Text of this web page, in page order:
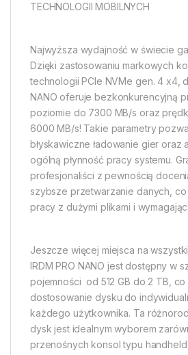
TECHNOLOGII MOBILNYCH
Najwyższa wydajność w świecie
Dzięki zastosowaniu markowych
technologii PCIe NVMe gen. 4 x4,
NANO oferuje bezkonkurencyjną
poziomie do 7300 MB/s oraz
6000 MB/s! Takie parametry
błyskawiczne ładowanie gier oraz
ogólną płynność pracy systemu.
profesjonaliści z pewnością
szybsze przetwarzanie danych,
pracy z dużymi plikami i
Jeszcze więcej miejsca na
IRDM PRO NANO jest dostępny w
pojemności  od 512 GB do 2 TB,
dostosowanie dysku do
każdego użytkownika. Ta
dysk jest idealnym wyborem
przenośnych konsol typu